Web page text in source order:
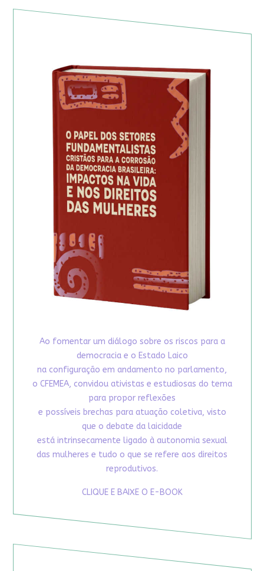
Ao fomentar um diálogo sobre os riscos para a
democracia e o Estado Laico
na configuração em andamento no parlamento,
o CFEMEA, convidou ativistas e estudiosas do tema
para propor reflexões
e possíveis brechas para atuação coletiva, visto
que o debate da laicidade
está intrinsecamente ligado à autonomia sexual
das mulheres e tudo o que se refere aos direitos
reprodutivos.
CLIQUE E BAIXE O E-BOOK